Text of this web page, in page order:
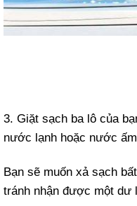
3. Giặt sạch ba lô của
nước lạnh hoặc nước
Bạn sẽ muốn xả sạch
tránh nhận được một dư